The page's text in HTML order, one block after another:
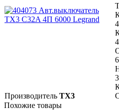
Производитель TX3
Похожие товары